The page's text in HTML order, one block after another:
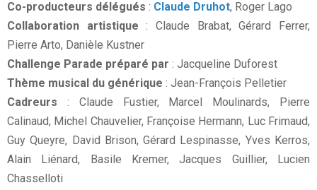
Co-producteurs délégués : Claude Druhot, Roger Lago
Collaboration artistique : Claude Brabat, Gérard Ferrer,
Pierre Arto, Danièle Kustner
Challenge Parade préparé par : Jacqueline Duforest
Thème musical du générique : Jean-François Pelletier
Cadreurs : Claude Fustier, Marcel Moulinards, Pierre
Calinaud, Michel Chauvelier, Françoise Hermann, Luc Frimaud,
Guy Queyre, David Brison, Gérard Lespinasse, Yves Kerros,
Alain Liénard, Basile Kremer, Jacques Guillier, Lucien
Chasselloti